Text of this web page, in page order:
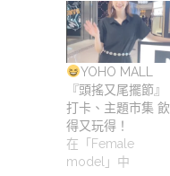
YOHO MALL
『頭搖又尾擺節』
打卡、主題市集 飲
得又玩得！
在「Female
model」中